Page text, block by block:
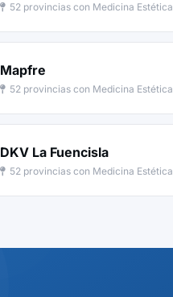
52 provincias con Medicina Estética
Mapfre
52 provincias con Medicina Estética
DKV La Fuencisla
52 provincias con Medicina Estética